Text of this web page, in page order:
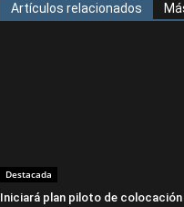
Artículos relacionados
Destacada
Iniciará plan piloto de colocación